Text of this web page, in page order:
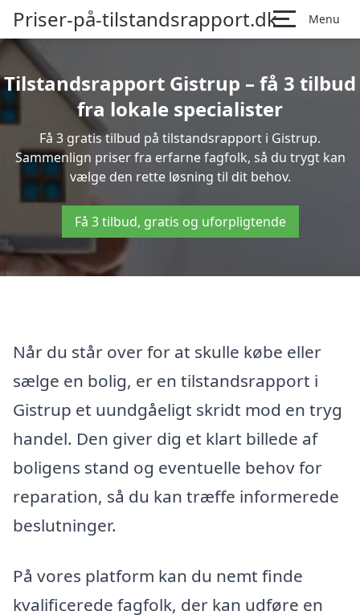
Priser-på-tilstandsrapport.dk Menu
Tilstandsrapport Gistrup – få 3 tilbud
fra lokale specialister
Få 3 gratis tilbud på tilstandsrapport i Gistrup.
Sammenlign priser fra erfarne fagfolk, så du trygt kan
vælge den rette løsning til dit behov.
Få 3 tilbud, gratis og uforpligtende
Når du står over for at skulle købe eller
sælge en bolig, er en tilstandsrapport i
Gistrup et uundgåeligt skridt mod en tryg
handel. Den giver dig et klart billede af
boligens stand og eventuelle behov for
reparation, så du kan træffe informerede
beslutninger.
På vores platform kan du nemt finde
kvalificerede fagfolk, der kan udføre en